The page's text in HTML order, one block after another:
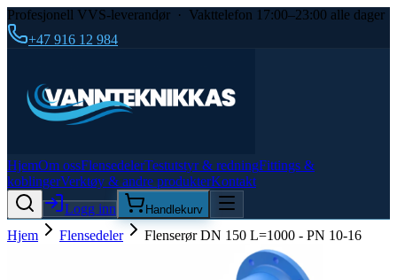
Profesjonell VVS-leverandør · Vakttelefon 17:00–23:00 alle dager
+47 916 12 984
HjemOm ossFlensedelerTestutstyr & redningFittings &
koblingerVerktøy & andre produkterKontakt
Logg inn
Handlekurv
Hjem Flensedeler Flenserør DN 150 L=1000 - PN 10-16